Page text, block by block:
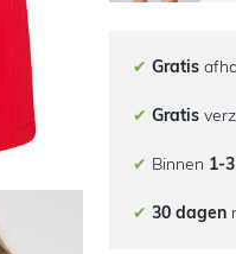
✔ Gratis
✔ Gratis
✔ Binnen 1-
✔ 30 dagen